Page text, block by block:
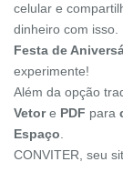
celular e
dinheiro com isso.
Festa de
experimente!
Além da opção
Vetore PDF para
Espaço
CONVITER, seu